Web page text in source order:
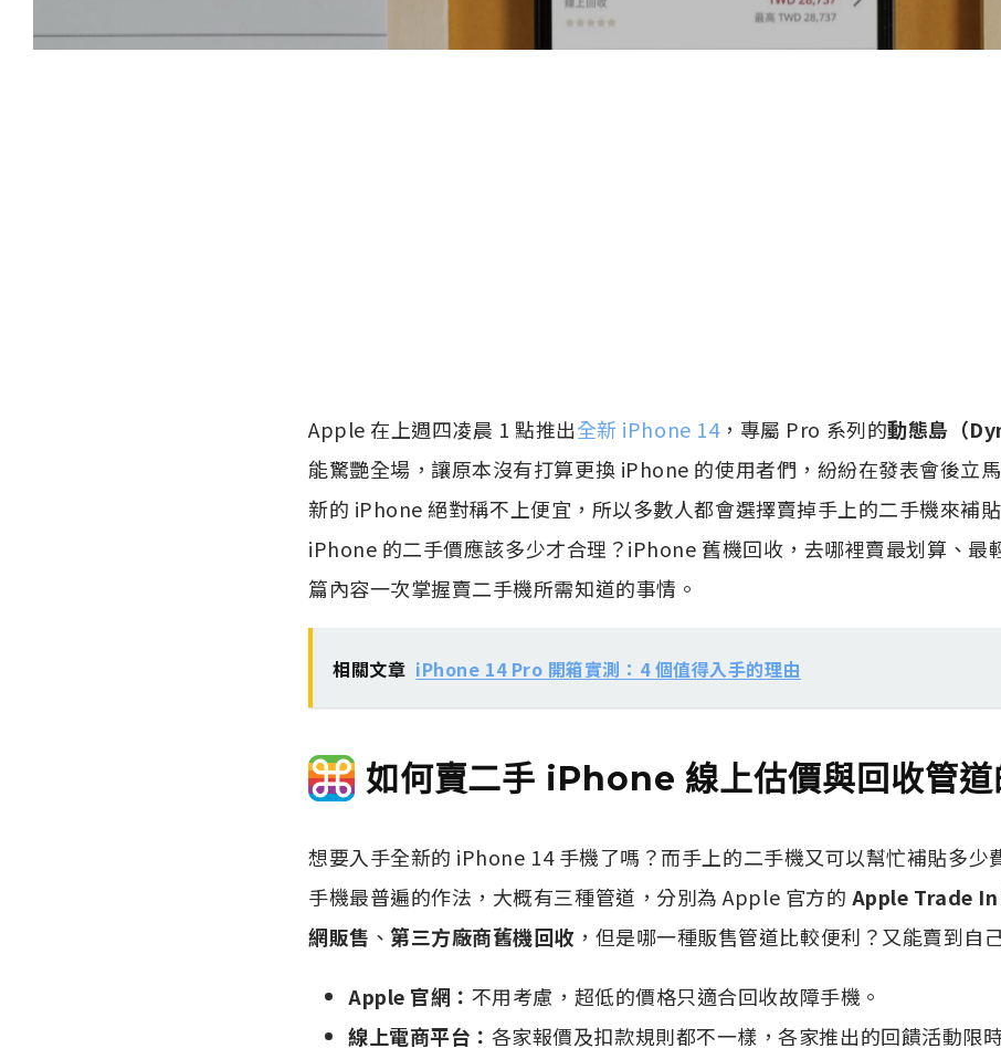
Apple 在上週四凌晨 1 點推出全新 iPhone 14，專屬 Pro 系列的動態島（
能驚艷全場，讓原本沒有打算更換 iPhone 的使用者們，紛紛在發表會後立
新的 iPhone 絕對稱不上便宜，所以多數人都會選擇賣掉手上的二手機來補
iPhone 的二手價應該多少才合理？iPhone 舊機回收，去哪裡賣最划算、最
篇內容一次掌握賣二手機所需知道的事情。
相關文章 iPhone 14 Pro 開箱實測：4 個值得入手的理由
如何賣二手 iPhone 線上估價與回收管道
想要入手全新的 iPhone 14 手機了嗎？而手上的二手機又可以幫忙補貼多少
手機最普遍的作法，大概有三種管道，分別為 Apple 官方的 Apple Trade In
網販售 、第三方廠商舊機回收 ，但是哪一種販售管道比較便利？又能賣到自
Apple 官網： 不用考慮，超低的價格只適合回收故障手機。
線上電商平台： 各家報價及扣款規則都不一樣，各家推出的回饋活動限